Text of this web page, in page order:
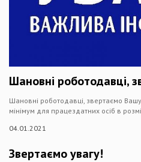
Шановні роботодавці,
Шановні роботодавці, звертаємо
мінімум для працездатних осіб в
04.01.2021
Звертаємо увагу!